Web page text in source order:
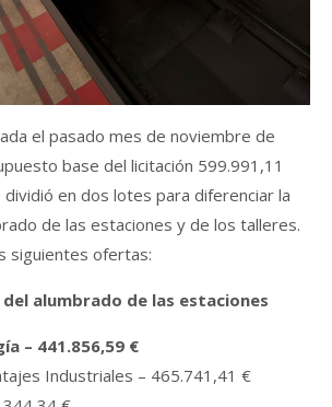
el pasado mes de noviembre de
base del licitación 599.991,11
dividió en dos lotes para diferenciar la
de las estaciones y de los talleres.
siguientes ofertas:
alumbrado de las estaciones
– 441.856,59 €
Industriales – 465.741,41 €